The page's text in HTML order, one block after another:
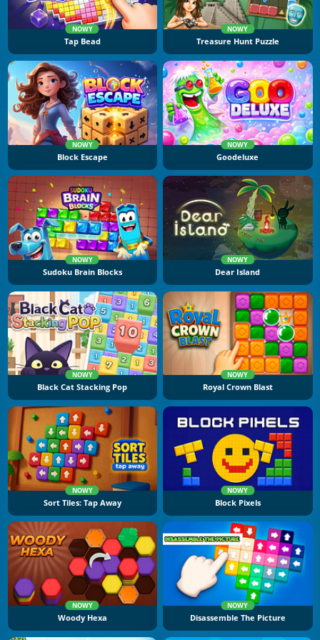
NOWY
Tap Bead
NOWY
Treasure Hunt Puzzle
NOWY
Block Escape
NOWY
Goodeluxe
NOWY
Sudoku Brain Blocks
NOWY
Dear Island
NOWY
Black Cat Stacking Pop
NOWY
Royal Crown Blast
NOWY
Sort Tiles: Tap Away
NOWY
Block Pixels
NOWY
Woody Hexa
NOWY
Disassemble The Picture